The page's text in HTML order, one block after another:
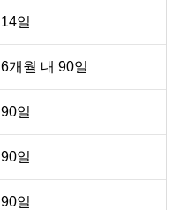
14일
6개월 내 90일
90일
90일
90일